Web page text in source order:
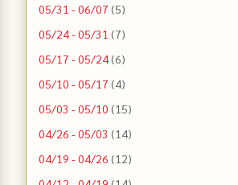
05/31 - 06/07 (5)
05/24 - 05/31 (7)
05/17 - 05/24(6)
05/10 - 05/17 (4)
05/03 - 05/10 (15)
04/26 - 05/03 (14)
04/19 - 04/26 (12)